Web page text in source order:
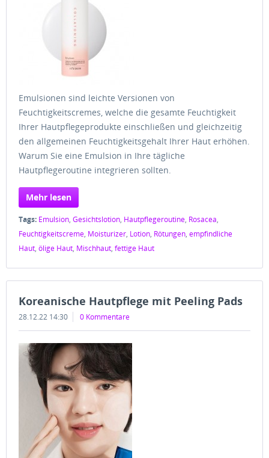
Emulsionen sind leichte Versionen von
Feuchtigkeitscremes, welche die gesamte Feuchtigkeit
Ihrer Hautpflegeprodukte einschließen und gleichzeitig
den allgemeinen Feuchtigkeitsgehalt Ihrer Haut erhöhen.
Warum Sie eine Emulsion in Ihre tägliche
Hautpflegeroutine integrieren sollten.
Mehr lesen
Tags: Emulsion, Gesichtslotion, Hautpflegeroutine, Rosacea,
Feuchtigkeitscreme, Moisturizer, Lotion, Rötungen, empfindliche
Haut, ölige Haut, Mischhaut, fettige Haut
Koreanische Hautpflege mit Peeling Pads
28.12.22 14:30 0 Kommentare